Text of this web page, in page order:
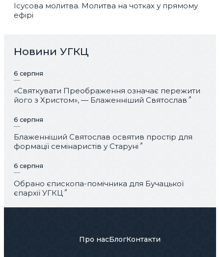
Ісусова молитва. Молитва на чотках у прямому
ефірі
Новини УГКЦ
6 серпня
«Святкувати Преображення означає пережити
його з Христом», — Блаженніший Святослав
6 серпня
Блаженніший Святослав освятив простір для
формації семінаристів у Старуні
6 серпня
Обрано єпископа-помічника для Бучацької
єпархії УГКЦ
Про насБлогКонтакти